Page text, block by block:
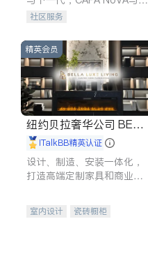
携手建设包容、公平、充满
社区服务
精英会员
纽约贝拉奢华公司 BELL
A LUXE
iTalkBB精英认证
设计、制造、安装一体化，
打造高端定制家具和商业空
室内设计
瓷砖橱柜